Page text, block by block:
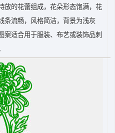
放的花蕾组成，花朵形态饱满，花
条流畅，风格简洁，背景为浅灰
案适合用于服装、布艺或装饰品刺